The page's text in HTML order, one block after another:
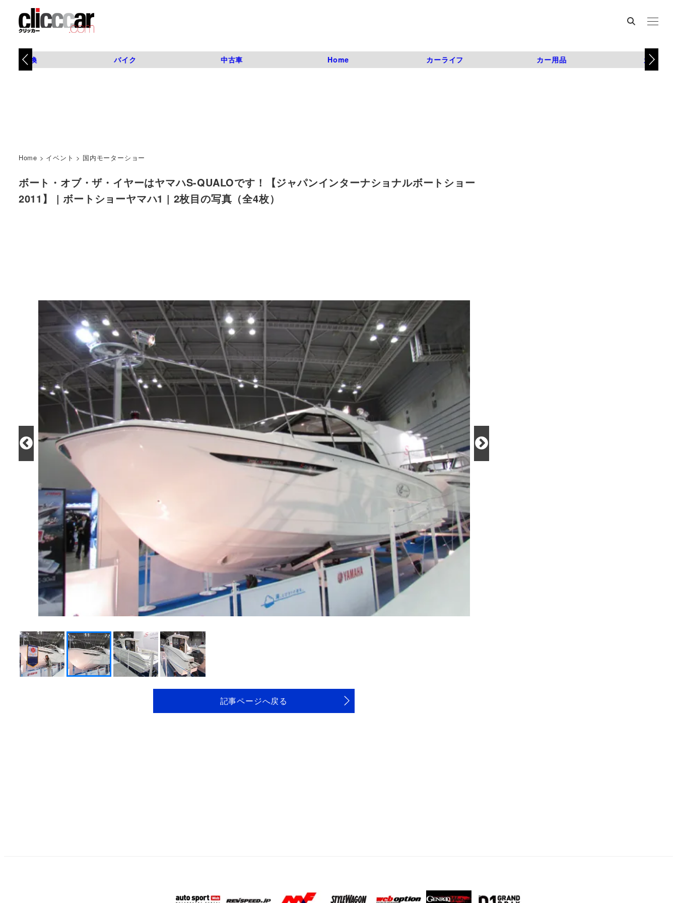
タイヤ交換 バイク 中古車 Home カーライフ カー用品 カスタム
Home > イベント > 国内モーターショー
ボート・オブ・ザ・イヤーはヤマハS-QUALOです！【ジャパンインターナショナルボートショー
2011】 | ボートショーヤマハ1 | 2枚目の写真（全4枚）
記事ページへ戻る